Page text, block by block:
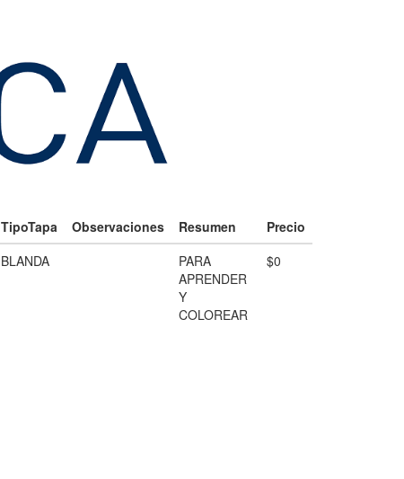
TipoTapa Observaciones Resumen
Precio
BLANDA
PARA
APRENDER
Y
COLOREAR
$0